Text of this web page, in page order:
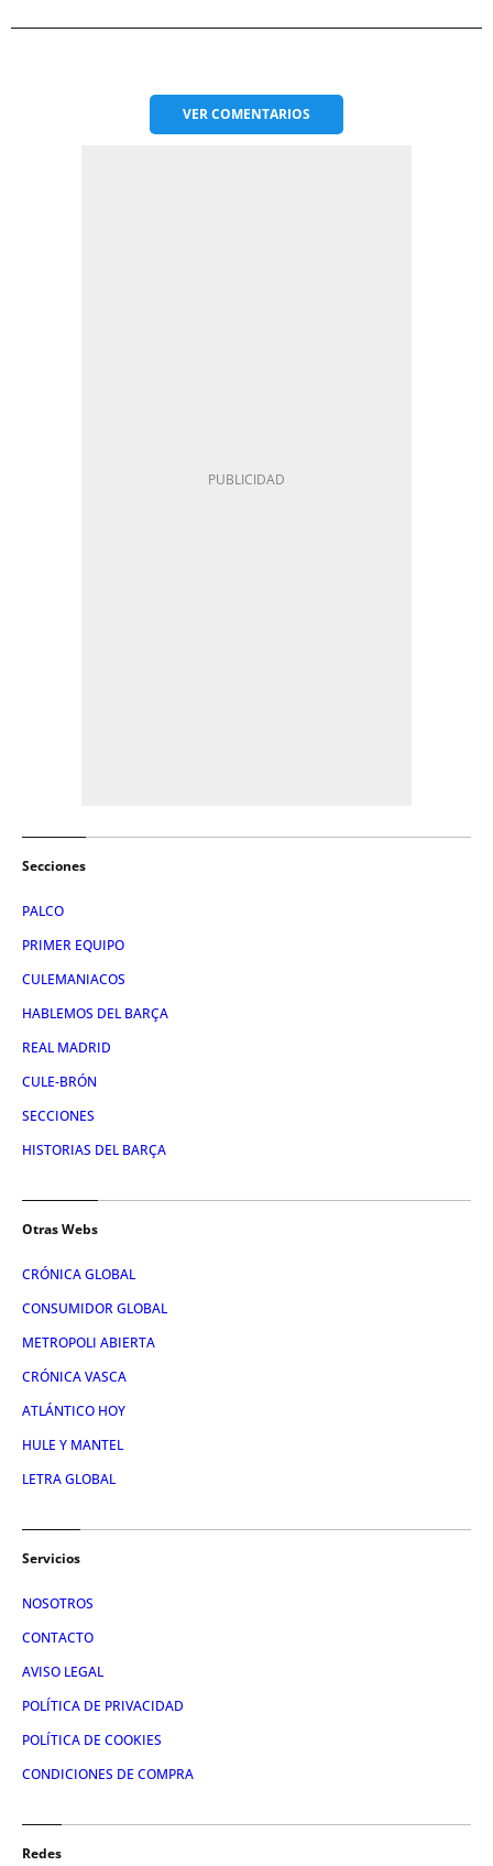
VERCOMENTARIOS
Secciones
PALCO
PRIMER EQUIPO
CULEMANIACOS
HABLEMOS DEL BARÇA
REAL MADRID
CULE-BRÓN
SECCIONES
HISTORIAS DEL BARÇA
Otras Webs
CRÓNICA GLOBAL
CONSUMIDOR GLOBAL
METROPOLI ABIERTA
CRÓNICA VASCA
ATLÁNTICO HOY
HULE Y MANTEL
LETRA GLOBAL
Servicios
NOSOTROS
CONTACTO
AVISO LEGAL
POLÍTICA DE PRIVACIDAD
POLÍTICA DE COOKIES
CONDICIONES DE COMPRA
Redes